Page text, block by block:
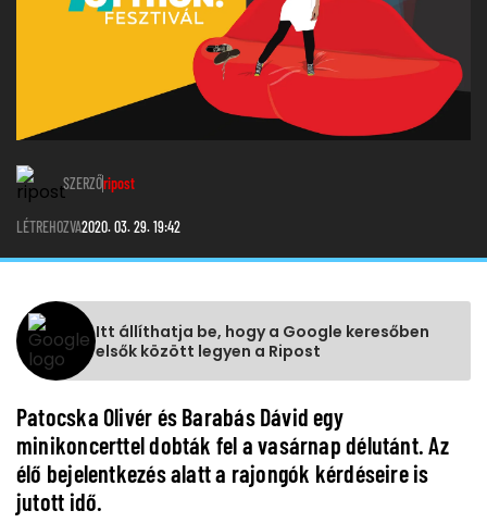
SZERZŐripost
LÉTREHOZVA2020. 03. 29. 19:42
Itt állíthatja be, hogy a Google keresőben
elsők között legyen a Ripost
Patocska Olivér és Barabás Dávid egy
minikoncerttel dobták fel a vasárnap délutánt. Az
élő bejelentkezés alatt a rajongók kérdéseire is
jutott idő.